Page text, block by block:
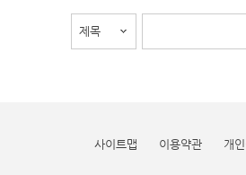
사이트맵 이용약관 개